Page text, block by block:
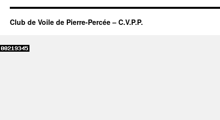
Club de Voile de Pierre-Percée – C.V.P.P.